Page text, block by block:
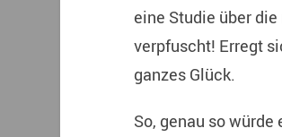
eine Studie über
verpfuscht! Erregt
ganzes Glück.
So, genau so